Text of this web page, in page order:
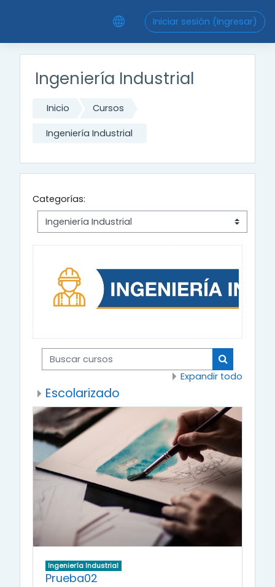
Iniciar sesión (ingresar)
Ingeniería Industrial
Inicio Cursos
Ingeniería Industrial
Categorías:
Buscar cursos
Buscar
Expandir todo
Escolarizado
Ingeniería Industrial
Prueba02